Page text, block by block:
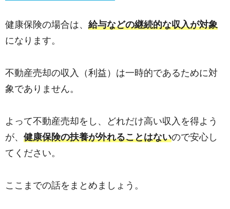
健康保険の場合は、 給与などの継続的な収入が対象
になります。
不動産売却の収入（利益）は一時的であるために対
象でありません。
よって不動産売却をし、どれだけ高い収入を得よう
が、 健康保険の扶養が外れることはないので安心し
てください。
ここまでの話をまとめましょう。